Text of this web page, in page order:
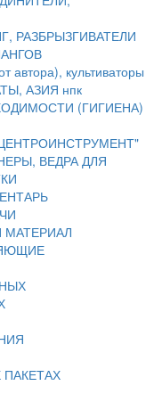
РАЗБРЫЗГИВАТЕЛИ
культиваторы
АЗИЯ нпк
(ГИГИЕНА)
ВЕДРА ДЛЯ